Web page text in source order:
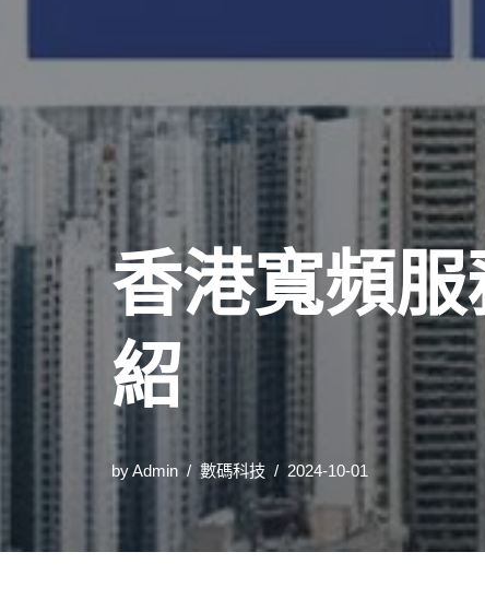
香港寬頻
紹
byAdmin 數碼科技 2024-10-01